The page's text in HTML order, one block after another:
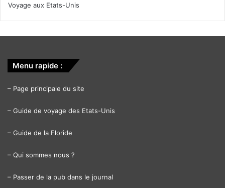
Voyage aux Etats-Unis
Menu rapide :
– Page principale du site
– Guide de voyage des Etats-Unis
– Guide de la Floride
– Qui sommes nous ?
– Passer de la pub dans le journal